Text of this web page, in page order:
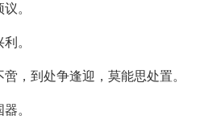
。
。
，到处争逢迎，莫能思处置。
。